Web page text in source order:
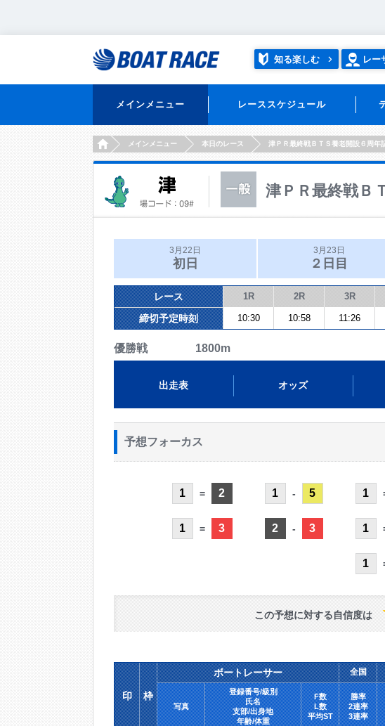
知る楽しむ レー
メインメニュー レーススケジュール
HOMEメインメニュー 本日のレース 津ＰＲ最終戦ＢＴＳ養老開設６周年
津ＰＲ最終戦Ｂ
3月22日
初日
3月23日
２日目
レース 1R 2R 3R
締切予定時刻 10:30 10:58 11:26
優勝戦 1800m
出走表 オッズ
予想フォーカス
1 = 2
1 = 3
1 - 5
2 - 3
1
1
1
この予想に対する自信度は
印 枠
ボートレーサー 全国
写真
登録番号/級別
氏名
支部/出身地
年齢/体重
F数
L数
平均ST
勝率
2連率
3連率